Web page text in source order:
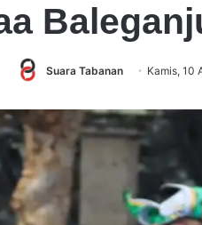
Suara Tabanan Kamis, 10